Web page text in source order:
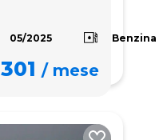
05/2025 Benzina
301 /mese